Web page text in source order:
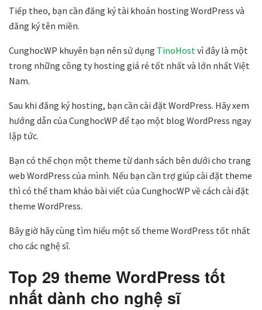
Tiếp theo, bạn cần đăng ký tài khoản hosting WordPress và
đăng ký tên miền.
CunghocWP khuyên bạn nên sử dụng TinoHost vì đây là một
trong những công ty hosting giá rẻ tốt nhất và lớn nhất Việt
Nam.
Sau khi đăng ký hosting, bạn cần cài đặt WordPress. Hãy xem
hướng dẫn của CunghocWP để tạo một blog WordPress ngay
lập tức.
Bạn có thể chọn một theme từ danh sách bên dưới cho trang
web WordPress của mình. Nếu bạn cần trợ giúp cài đặt theme
thì có thể tham khảo bài viết của CunghocWP về cách cài đặt
theme WordPress.
Bây giờ hãy cùng tìm hiểu một số theme WordPress tốt nhất
cho các nghệ sĩ.
Top 29 theme WordPress tốt
nhất dành cho nghệ sĩ